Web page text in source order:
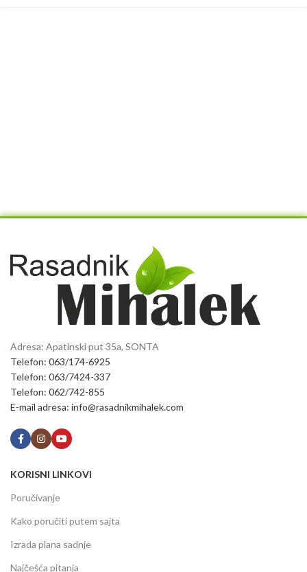
Adresa: Apatinski put 35a, SONTA
Telefon: 063/174-6925
Telefon: 063/7424-337
Telefon: 062/742-855
E-mail adresa: info@rasadnikmihalek.com
KORISNI LINKOVI
Poručivanje
Kako poručiti putem sajta
Izrada plana sadnje
Najčešća pitanja